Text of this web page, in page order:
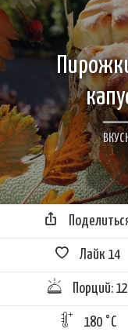
Лайк 14
Порций: 12
180 °C